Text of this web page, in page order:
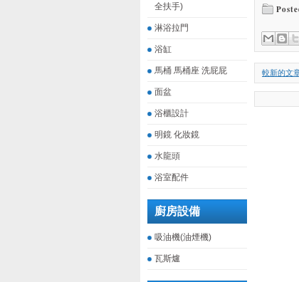
全扶手)
淋浴拉門
浴缸
馬桶 馬桶座 洗屁屁
面盆
浴櫃設計
明鏡 化妝鏡
水龍頭
浴室配件
廚房設備
吸油機(油煙機)
瓦斯爐
較新的文